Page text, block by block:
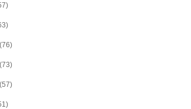
(76)
(73)
(57)